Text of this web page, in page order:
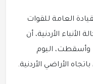
العامة للقوات
الأردنية، أن
وأسقطت، اليوم